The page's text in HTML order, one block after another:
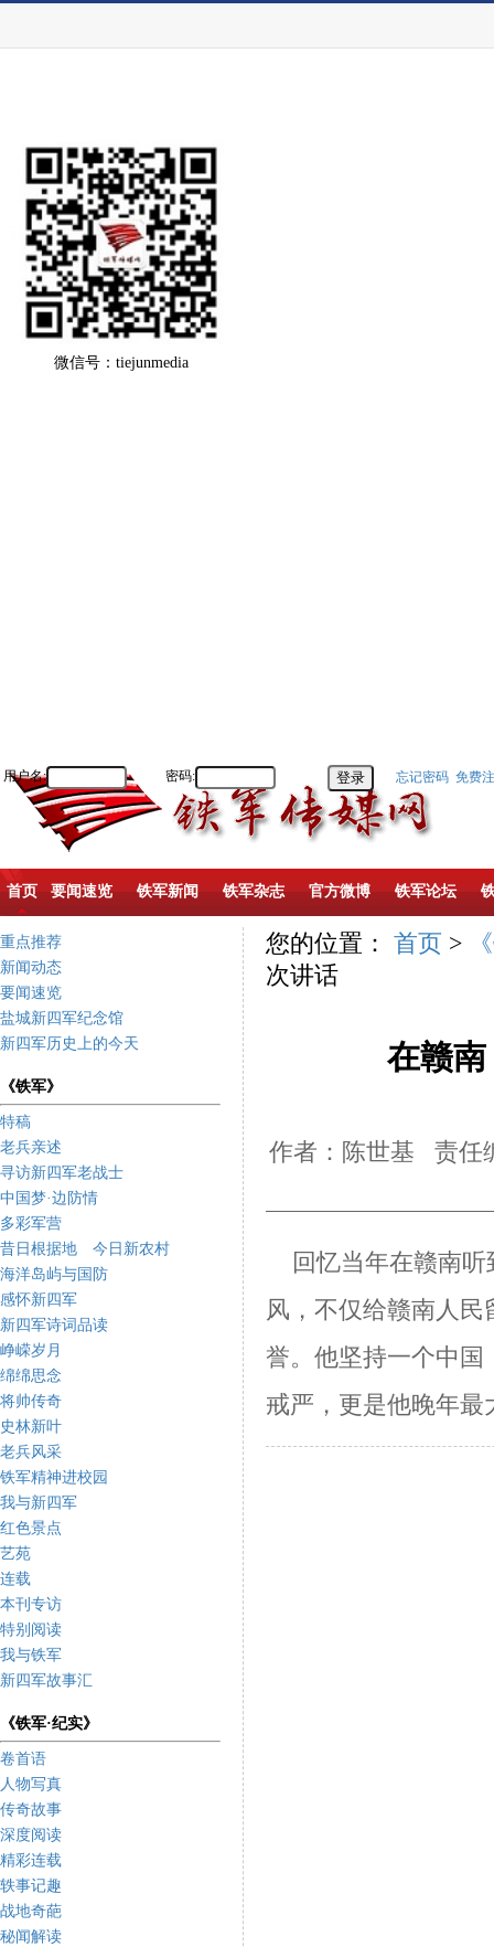
微信号：tiejunmedia
用户名: 密码: 忘记密码 免费
首页 要闻速览 铁军新闻 铁军杂志 官方微博 铁军论坛
重点推荐
新闻动态
要闻速览
盐城新四军纪念馆
新四军历史上的今天
《铁军》
特稿
老兵亲述
寻访新四军老战士
中国梦·边防情
多彩军营
昔日根据地 今日新农村
海洋岛屿与国防
感怀新四军
新四军诗词品读
峥嵘岁月
绵绵思念
将帅传奇
史林新叶
老兵风采
铁军精神进校园
我与新四军
红色景点
艺苑
连载
本刊专访
特别阅读
我与铁军
新四军故事汇
《铁军·纪实》
卷首语
人物写真
传奇故事
深度阅读
精彩连载
轶事记趣
战地奇葩
秘闻解读
您的位置： 首页 >
次讲话
在赣
作者：陈世基 责任
回忆当年在赣南听
风，不仅给赣南人
誉。他坚持一个中
戒严，更是他晚年最